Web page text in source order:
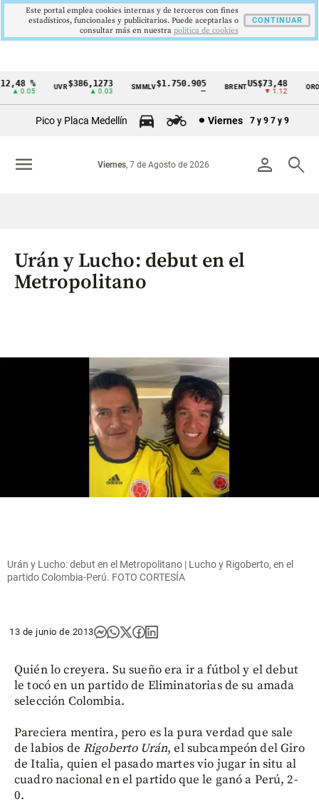
Cintillo
Colombia
%
▲ 0.05
UVR$386,1273
▲ 0.03
SMMLV$1.750.905 BRENTUS$73,48
▼ 1.12
ORO
Pico y Placa Medellín Viernes 7 y 9 7 y 9
person search
Viernes, 7 de Agosto de 2026
menu
Urán y Lucho: debut en el
Metropolitano
Urán y Lucho: debut en el Metropolitano | Lucho y Rigoberto, en el
partido Colombia-Perú. FOTO CORTESÍA
13 de junio de 2013
Quién lo creyera. Su sueño era ir a fútbol y el debut
le tocó en un partido de Eliminatorias de su amada
selección Colombia.
Pareciera mentira, pero es la pura verdad que sale
de labios de Rigoberto Urán, el subcampeón del Giro
de Italia, quien el pasado martes vio jugar in situ al
cuadro nacional en el partido que le ganó a Perú, 2-
0.
Este portal emplea cookies internas y de terceros con fines
estadísticos, funcionales y publicitarios. Puede aceptarlas o
consultar más en nuestra politica de cookies
CONTINUAR